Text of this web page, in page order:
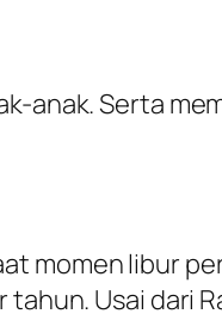
anak. Serta
momen libur
Usai dari